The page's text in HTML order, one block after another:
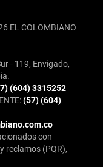
EL COLOMBIANO
- 119, Envigado,
(604) 3315252
(57) (604)
con
reclamos (PQR),